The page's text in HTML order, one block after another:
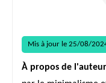
Mis à jour le 25/08/
À propos de